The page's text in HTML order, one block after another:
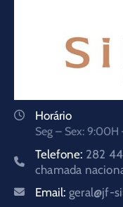
Horário
Seg – Sex: 9:00H
Telefone: 282
chamada
Email: geral@jf-